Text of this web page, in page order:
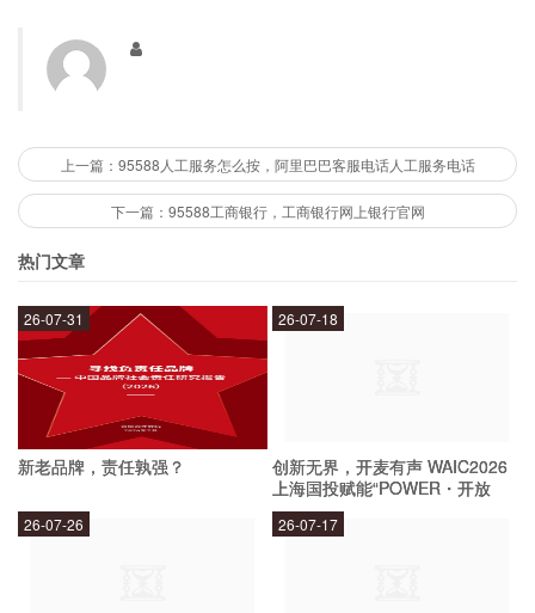
怎样避免支付服务费？
打折活动或者选择不收费的商家进行购物。另外，
使用借记卡结账也可以避免支付这种费用。
上一篇：95588人工服务怎么按，阿里巴巴客服电话人工服务电话
下一篇：95588工商银行，工商银行网上银行官网
热门文章
新老品牌，责任孰强？
26-07-31
创新无界，开麦有声 WAIC2026
上海国投赋能“POWER・开放
麦”专场成功举办
26-07-18
26-07-26 26-07-17